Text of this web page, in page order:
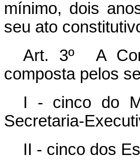
mínimo, dois
seu ato
Art. 3º A
composta pelos
I - cinco do
Secretaria-
II - cinco dos